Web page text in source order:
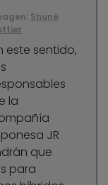
Shuné
este sentido,
la
JR
que
para